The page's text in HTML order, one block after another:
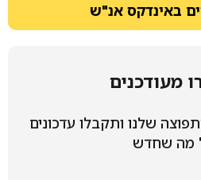
באינדקס אנ"ש
מעודכנים
שלנו ותקבלו עדכונים
מה שחדש